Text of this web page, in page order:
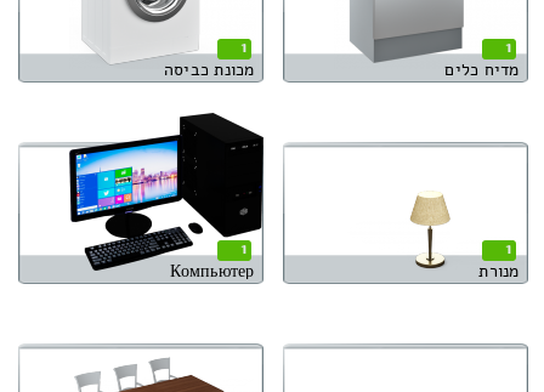
1
מדיח כלים
1
מכונת כביסה
1
מנורת
1
Компьютер